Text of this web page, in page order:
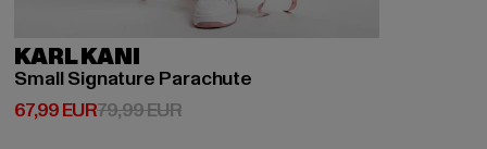
KARL KANI
Small Signature Parachute
67,99 EUR
Derzeitiger Preis: 67,99 EUR
79,99 EURAktionspreis: 79,99 EUR